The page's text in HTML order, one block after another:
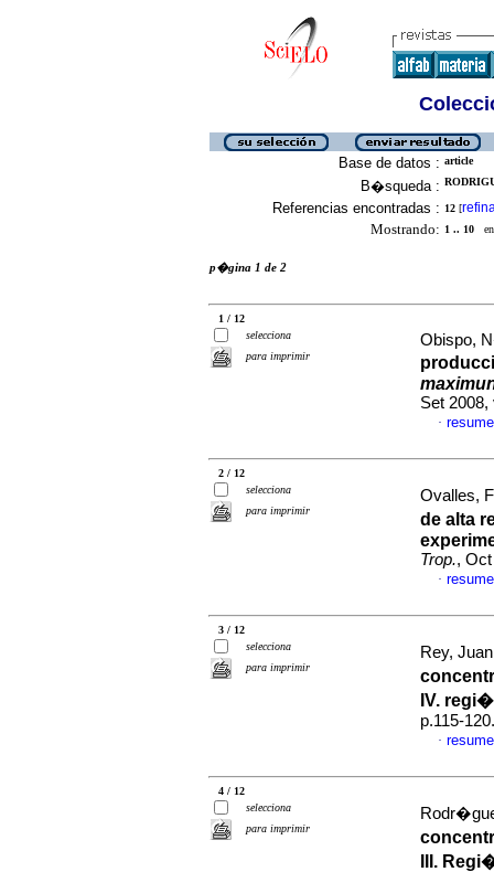
Base de datos : article
B�squeda :
Referencias encontradas : 12 [
Mostrando: 1 .. 10 en
p�gina 1 de 2
1 / 12
selecciona
para imprimir
Obispo,
Set 2008,
·
2 / 12
selecciona
para imprimir
Ovalles,
de alta
Trop.,
·
3 / 12
selecciona
para imprimir
Rey,
IV.
p.115-
·
4 / 12
selecciona
para imprimir
III.